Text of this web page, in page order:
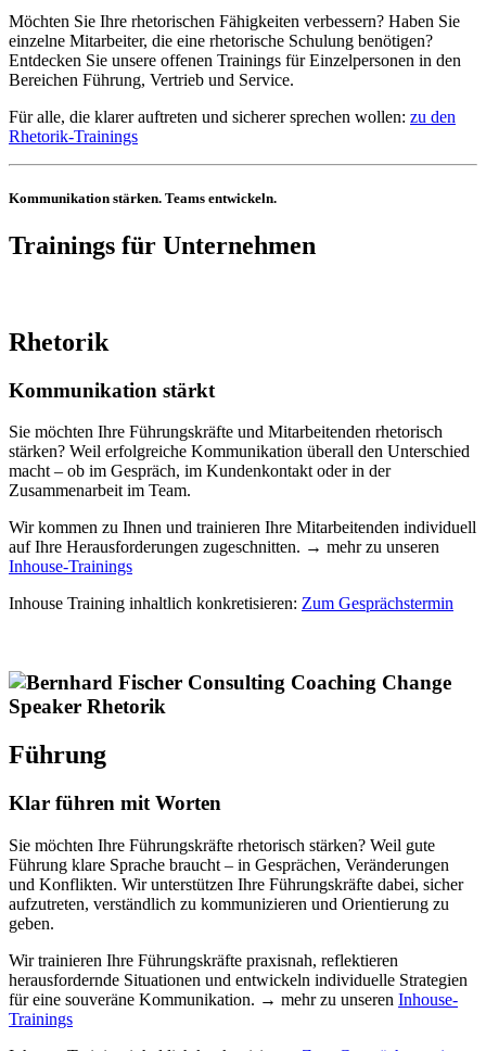
Möchten Sie Ihre rhetorischen Fähigkeiten verbessern? Haben Sie
einzelne Mitarbeiter, die eine rhetorische Schulung benötigen?
Entdecken Sie unsere offenen Trainings für Einzelpersonen in den
Bereichen Führung, Vertrieb und Service.
Für alle, die klarer auftreten und sicherer sprechen wollen: zu den
Rhetorik-Trainings
Kommunikation stärken. Teams entwickeln.
Trainings für Unternehmen
Rhetorik
Kommunikation stärkt
Sie möchten Ihre Führungskräfte und Mitarbeitenden rhetorisch
stärken? Weil erfolgreiche Kommunikation überall den Unterschied
macht – ob im Gespräch, im Kundenkontakt oder in der
Zusammenarbeit im Team.
Wir kommen zu Ihnen und trainieren Ihre Mitarbeitenden individuell
auf Ihre Herausforderungen zugeschnitten. → mehr zu unseren
Inhouse-Trainings
Inhouse Training inhaltlich konkretisieren: Zum Gesprächstermin
Führung
Klar führen mit Worten
Sie möchten Ihre Führungskräfte rhetorisch stärken? Weil gute
Führung klare Sprache braucht – in Gesprächen, Veränderungen
und Konflikten. Wir unterstützen Ihre Führungskräfte dabei, sicher
aufzutreten, verständlich zu kommunizieren und Orientierung zu
geben.
Wir trainieren Ihre Führungskräfte praxisnah, reflektieren
herausfordernde Situationen und entwickeln individuelle Strategien
für eine souveräne Kommunikation. → mehr zu unseren Inhouse-
Trainings